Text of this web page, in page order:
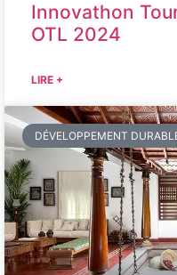
Innovathon
OTL 2024
LIRE +
DÉVELOPPEMENT